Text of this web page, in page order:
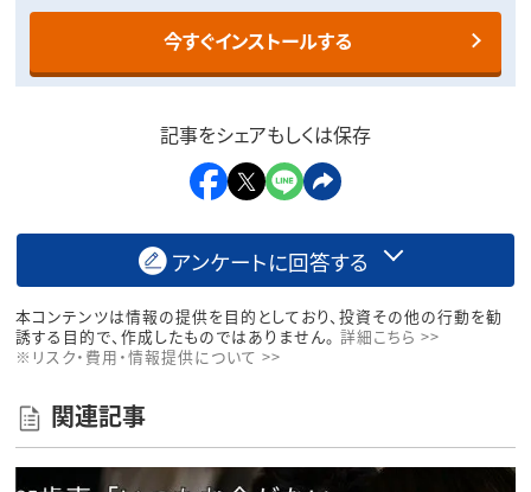
今すぐインストールする
記事をシェアもしくは保存
アンケートに回答する
本コンテンツは情報の提供を目的としており、投資その他の行動を勧
誘する目的で、作成したものではありません。 詳細こちら >>
※リスク・費用・情報提供について >>
関連記事